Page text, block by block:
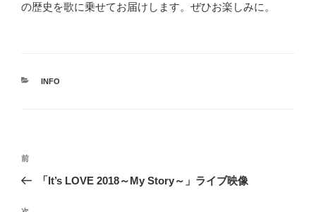
の歴史を歌に乗せてお届けします。ぜひお楽しみに。
カ
INFO
投
前
の
前
「It’s LOVE 2018～My Story～」ライブ映像